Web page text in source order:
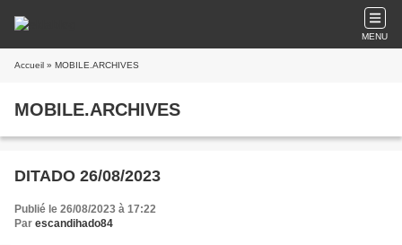
MENU
Accueil » MOBILE.ARCHIVES
MOBILE.ARCHIVES
DITADO 26/08/2023
Publié le 26/08/2023 à 17:22
Par escandihado84